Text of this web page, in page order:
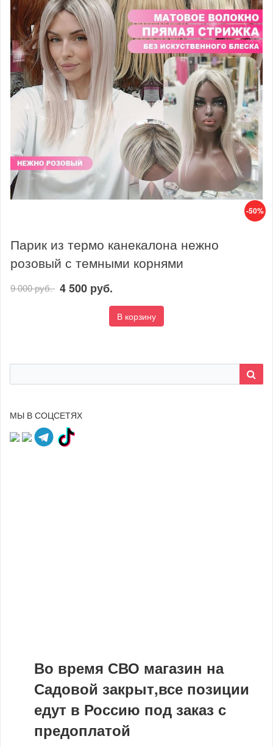
-50%
Парик из термо канекалона нежно
розовый с темными корнями
9 000 руб. 4 500 руб.
В корзину
МЫ В СОЦСЕТЯХ
Во время СВО магазин на
Садовой закрыт,все позиции
едут в Россию под заказ с
предоплатой